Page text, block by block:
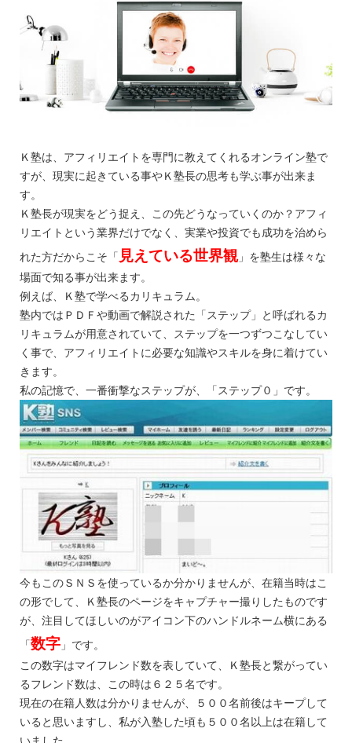
Ｋ塾は、アフィリエイトを専門に教えてくれるオンライン塾で
すが、現実に起きている事やＫ塾長の思考も学ぶ事が出来ま
す。
Ｋ塾長が現実をどう捉え、この先どうなっていくのか？アフィ
リエイトという業界だけでなく、実業や投資でも成功を治めら
れた方だからこそ「 見えている世界観」を塾生は様々な
場面で知る事が出来ます。
例えば、Ｋ塾で学べるカリキュラム。
塾内ではＰＤＦや動画で解説された「ステップ」と呼ばれるカ
リキュラムが用意されていて、ステップを一つずつこなしてい
く事で、アフィリエイトに必要な知識やスキルを身に着けてい
きます。
私の記憶で、一番衝撃なステップが、「ステップ０」です。
今もこのＳＮＳを使っているか分かりませんが、在籍当時はこ
の形でして、Ｋ塾長のページをキャプチャー撮りしたものです
が、注目してほしいのがアイコン下のハンドルネーム横にある
「数字 」です。
この数字はマイフレンド数を表していて、Ｋ塾長と繋がってい
るフレンド数は、この時は６２５名です。
現在の在籍人数は分かりませんが、５００名前後はキープして
いると思いますし、私が入塾した頃も５００名以上は在籍して